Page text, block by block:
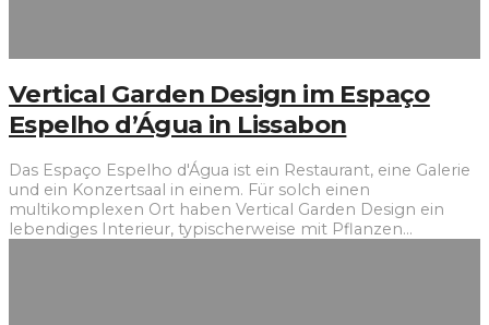
Vertical Garden Design im Espaço
Espelho d’Água in Lissabon
Das Espaço Espelho d'Água ist ein Restaurant, eine Galerie
und ein Konzertsaal in einem. Für solch einen
multikomplexen Ort haben Vertical Garden Design ein
lebendiges Interieur, typischerweise mit Pflanzen...